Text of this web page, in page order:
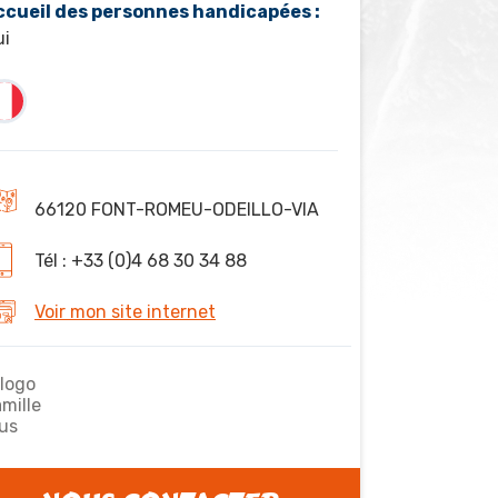
des personnes handicapées :
66120 FONT-ROMEU-ODEILLO-VIA
Tél : +33 (0)4 68 30 34 88
Voir mon site internet